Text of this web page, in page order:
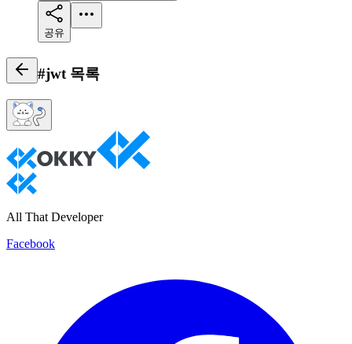
공유
#jwt 목록
All That Developer
Facebook